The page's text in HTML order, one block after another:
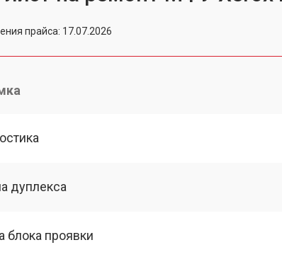
прайса: 17.07.2026
дуплекса
блока проявки